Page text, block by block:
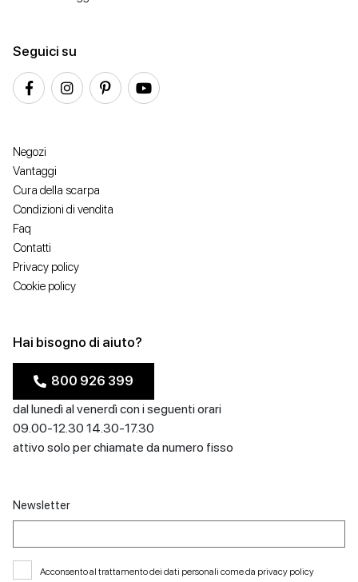
Seguici su
Negozi
Vantaggi
Cura della scarpa
Condizioni di vendita
Faq
Contatti
Privacy policy
Cookie policy
Hai bisogno di aiuto?
800 926 399
dal lunedì al venerdì con i seguenti orari
09.00-12.30 14.30-17.30
attivo solo per chiamate da numero fisso
Newsletter
Acconsento al trattamento dei dati personali come da privacy policy